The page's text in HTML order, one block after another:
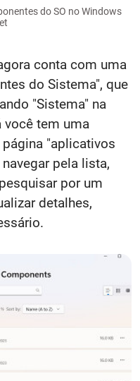
do SO no Windows
conta com uma
do Sistema", que
"Sistema" na
você tem uma
"aplicativos
pela lista,
por um
detalhes,